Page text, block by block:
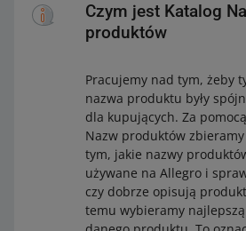
Czym jest Katalog
produktów
Pracujemy nad tym, żeby
nazwa produktu były
dla kupujących. Za
Nazw produktów
tym, jakie nazwy
używane na Allegro i
czy dobrze opisują
temu wybieramy